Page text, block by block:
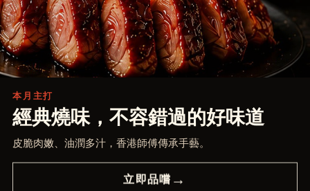
本月主打
經典燒味，不容錯過的好味道
皮脆肉嫩、油潤多汁，香港師傅傳承手藝。
立即品嚐 →